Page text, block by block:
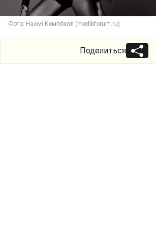
Фото: Наомі Кемпбелл (medikforum.ru)
Поделиться